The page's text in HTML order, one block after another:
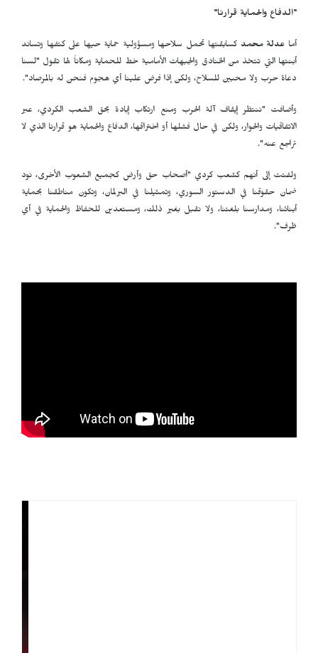
"الدفاع والحماية قرارنا"
أما عدلة محمد كسابقتها تحمل سلاحها ومسؤولية حماية حيها على كتفها وتساند
أبنتها التي تتخذ من الخنادق والجبهات الأمامية خط للحماية ومكاناً لها تقول "لسنا
دعاة حرب ولا محبين للسلاح، ولكن إذا فرض علينا أي هجوم فنحن له بالمرصاد".
وأضافت "ننتظر إيقاف آلة الحرب ومنع ارتكاب إبادة بحق الشعب الكردي، عبر
الاتفاقيات والحوار، ولكن في حال فشلها أو اختراقها، الدفاع والحماية هو قرارنا الذي لا
تراجع عنه".
ولفتت إلى أنهم كشعب كردي "أصحاب حق وأرض كجميع الشعوب الأخرى، نود
ضمان حقوقنا في الدستور السوري، وتمثيلنا في البرلمان، وتكون مناطقنا بحماية
أبنائنا، ومدارسنا بلغتنا، ولا نقبل بغير ذلك، ومستعدين للحفاظ والحماية في أي
ظرف".